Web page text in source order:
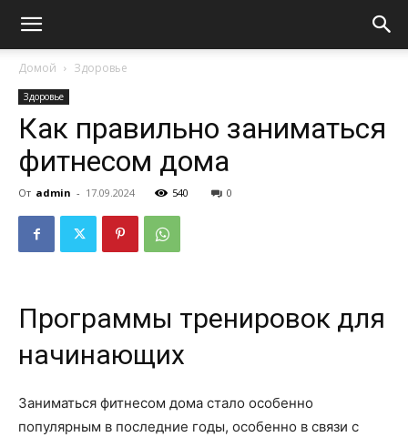
Домой Здоровье
Здоровье
Как правильно заниматься
фитнесом дома
От admin - 17.09.2024 540 0
Программы тренировок для
начинающих
Заниматься фитнесом дома стало особенно
популярным в последние годы, особенно в связи с